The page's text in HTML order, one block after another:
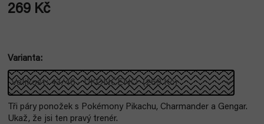
269 Kč
Varianta
Tři páry ponožek s Pokémony Pikachu, Charmander a Gengar.
Ukaž, že jsi ten pravý trenér.